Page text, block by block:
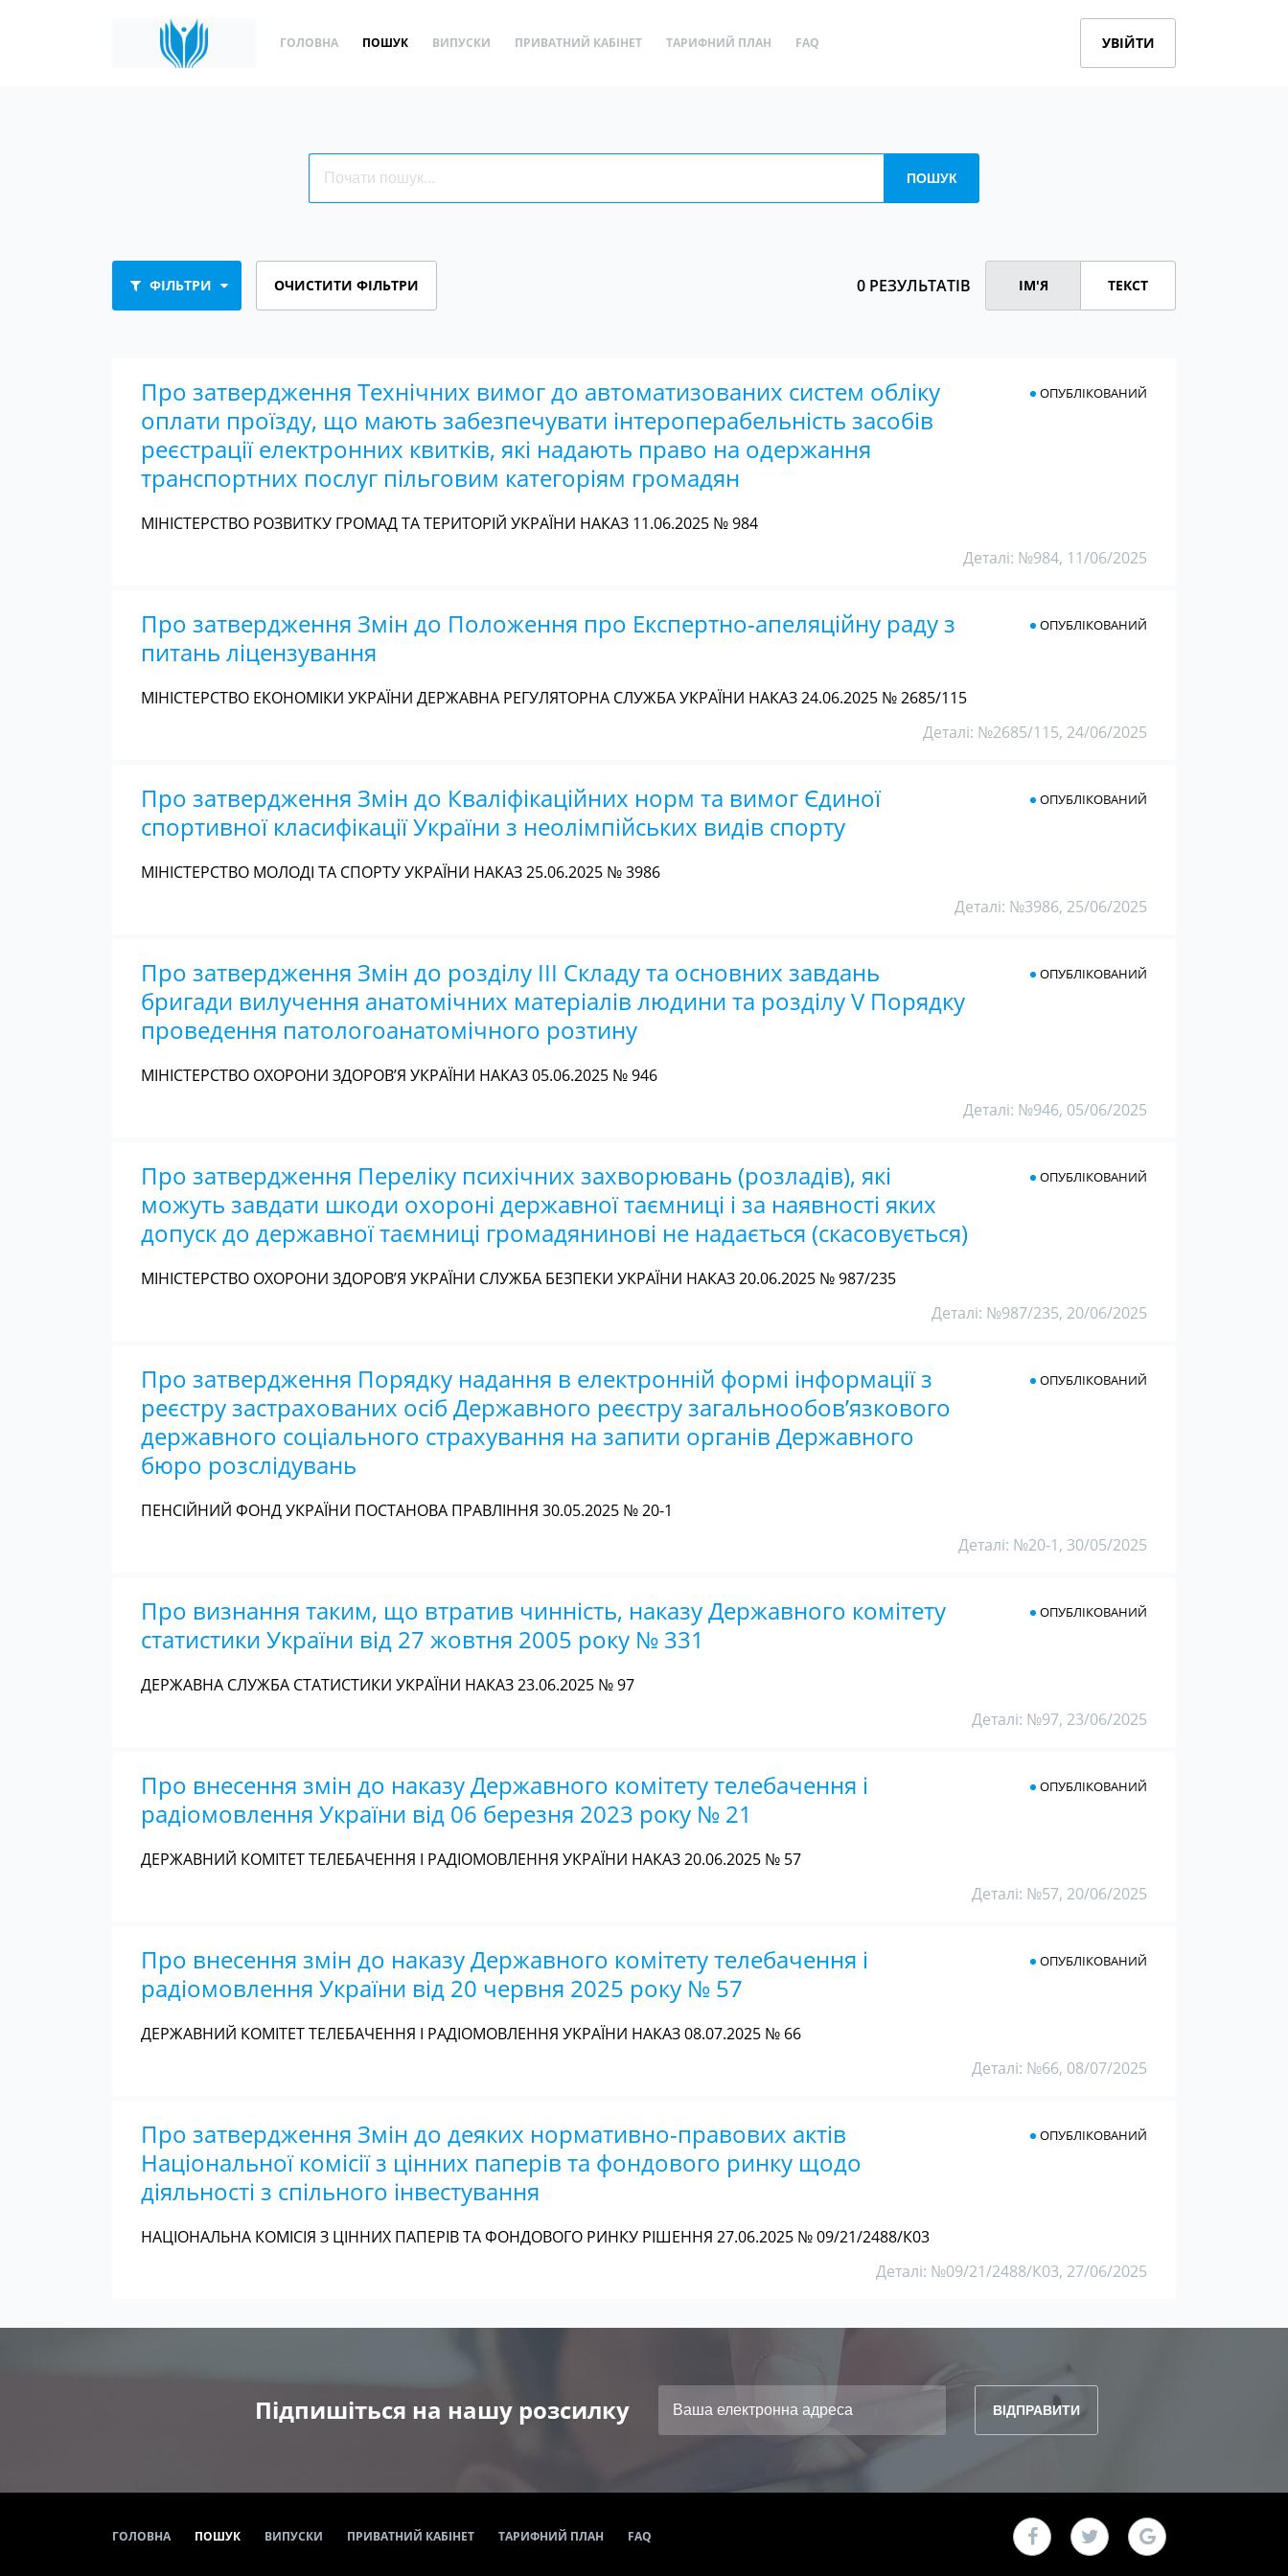
ГОЛОВНА ПОШУК ВИПУСКИ ПРИВАТНИЙ КАБІНЕТ ТАРИФНИЙ ПЛАН FAQ УВІЙТИ
ФІЛЬТРИ ОЧИСТИТИ ФІЛЬТРИ 0 РЕЗУЛЬТАТІВ ІМ'Я ТЕКСТ
Про затвердження Технічних вимог до автоматизованих систем обліку
оплати проїзду, що мають забезпечувати інтероперабельність засобів
реєстрації електронних квитків, які надають право на одержання
транспортних послуг пільговим категоріям громадян
ОПУБЛІКОВАНИЙ
МІНІСТЕРСТВО РОЗВИТКУ ГРОМАД ТА ТЕРИТОРІЙ УКРАЇНИ НАКАЗ 11.06.2025 № 984
Деталі: №984, 11/06/2025
Про затвердження Змін до Положення про Експертно-апеляційну раду з
питань ліцензування
ОПУБЛІКОВАНИЙ
МІНІСТЕРСТВО ЕКОНОМІКИ УКРАЇНИ ДЕРЖАВНА РЕГУЛЯТОРНА СЛУЖБА УКРАЇНИ НАКАЗ 24.06.2025 № 2685/115
Деталі: №2685/115, 24/06/2025
Про затвердження Змін до Кваліфікаційних норм та вимог Єдиної
спортивної класифікації України з неолімпійських видів спорту
ОПУБЛІКОВАНИЙ
МІНІСТЕРСТВО МОЛОДІ ТА СПОРТУ УКРАЇНИ НАКАЗ 25.06.2025 № 3986
Деталі: №3986, 25/06/2025
Про затвердження Змін до розділу ІІІ Складу та основних завдань
бригади вилучення анатомічних матеріалів людини та розділу V Порядку
проведення патологоанатомічного розтину
ОПУБЛІКОВАНИЙ
МІНІСТЕРСТВО ОХОРОНИ ЗДОРОВ’Я УКРАЇНИ НАКАЗ 05.06.2025 № 946
Деталі: №946, 05/06/2025
Про затвердження Переліку психічних захворювань (розладів), які
можуть завдати шкоди охороні державної таємниці і за наявності яких
допуск до державної таємниці громадянинові не надається (скасовується)
ОПУБЛІКОВАНИЙ
МІНІСТЕРСТВО ОХОРОНИ ЗДОРОВ’Я УКРАЇНИ СЛУЖБА БЕЗПЕКИ УКРАЇНИ НАКАЗ 20.06.2025 № 987/235
Деталі: №987/235, 20/06/2025
Про затвердження Порядку надання в електронній формі інформації з
реєстру застрахованих осіб Державного реєстру загальнообов’язкового
державного соціального страхування на запити органів Державного
бюро розслідувань
ОПУБЛІКОВАНИЙ
ПЕНСІЙНИЙ ФОНД УКРАЇНИ ПОСТАНОВА ПРАВЛІННЯ 30.05.2025 № 20-1
Деталі: №20-1, 30/05/2025
Про визнання таким, що втратив чинність, наказу Державного комітету
статистики України від 27 жовтня 2005 року № 331
ОПУБЛІКОВАНИЙ
ДЕРЖАВНА СЛУЖБА СТАТИСТИКИ УКРАЇНИ НАКАЗ 23.06.2025 № 97
Деталі: №97, 23/06/2025
Про внесення змін до наказу Державного комітету телебачення і
радіомовлення України від 06 березня 2023 року № 21
ОПУБЛІКОВАНИЙ
ДЕРЖАВНИЙ КОМІТЕТ ТЕЛЕБАЧЕННЯ І РАДІОМОВЛЕННЯ УКРАЇНИ НАКАЗ 20.06.2025 № 57
Деталі: №57, 20/06/2025
Про внесення змін до наказу Державного комітету телебачення і
радіомовлення України від 20 червня 2025 року № 57
ОПУБЛІКОВАНИЙ
ДЕРЖАВНИЙ КОМІТЕТ ТЕЛЕБАЧЕННЯ І РАДІОМОВЛЕННЯ УКРАЇНИ НАКАЗ 08.07.2025 № 66
Деталі: №66, 08/07/2025
Про затвердження Змін до деяких нормативно-правових актів
Національної комісії з цінних паперів та фондового ринку щодо
діяльності з спільного інвестування
ОПУБЛІКОВАНИЙ
НАЦІОНАЛЬНА КОМІСІЯ З ЦІННИХ ПАПЕРІВ ТА ФОНДОВОГО РИНКУ РІШЕННЯ 27.06.2025 № 09/21/2488/К03
Деталі: №09/21/2488/К03, 27/06/2025
Підпишіться на нашу розсилку
ГОЛОВНА ПОШУК ВИПУСКИ ПРИВАТНИЙ КАБІНЕТ ТАРИФНИЙ ПЛАН FAQ